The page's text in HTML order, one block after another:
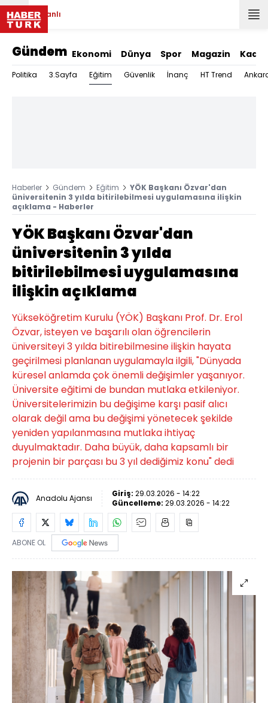
Canlı
Gündem Ekonomi Dünya Spor Magazin Kadın
Politika 3.Sayfa Eğitim Güvenlik İnanç HT Trend
Haberler Gündem Eğitim
YÖK Başkanı Özvar'dan
üniversitenin 3 yılda bitirilebilmesi uygulamasına ilişkin
açıklama - Haberler
YÖK Başkanı Özvar'dan
üniversitenin 3 yılda
bitirilebilmesi uygulamasına
ilişkin açıklama
Yükseköğretim Kurulu (YÖK) Başkanı Prof. Dr. Erol
Özvar, isteyen ve başarılı olan öğrencilerin
üniversiteyi 3 yılda bitirebilmesine ilişkin hayata
geçirilmesi planlanan uygulamayla ilgili, "Dünyada
küresel anlamda çok önemli değişimler yaşanıyor.
Üniversite eğitimi de bundan mutlaka etkileniyor.
Üniversitelerimizin bu değişime karşı pasif alıcı
olarak değil ama bu değişimi yönetecek şekilde
yeniden yapılanmasına mutlaka ihtiyaç
duyulmaktadır. Daha büyük, daha kapsamlı bir
projenin bir parçası bu 3 yıl dediğimiz konu" dedi
Anadolu Ajansı Giriş: 29.03.2026 - 14:22
Güncelleme: 29.03.2026 - 14:22
ABONE OL